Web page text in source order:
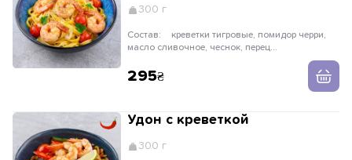
300 г
Состав:
масло сливочное, чеснок, перец
свежемолотый, петрушка, паста тальятелле
295
Удон с креветкой
300 г